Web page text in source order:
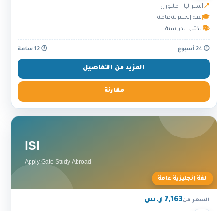
📍 أستراليا - ملبورن
🎓لغة إنجليزية عامة
📚الكتب الدراسية
⏱ 24 أسبوع 🕘 12 ساعة
المزيد من التفاصيل
مقارنة
لغة إنجليزية عامة
السعر من7,163 ر.س